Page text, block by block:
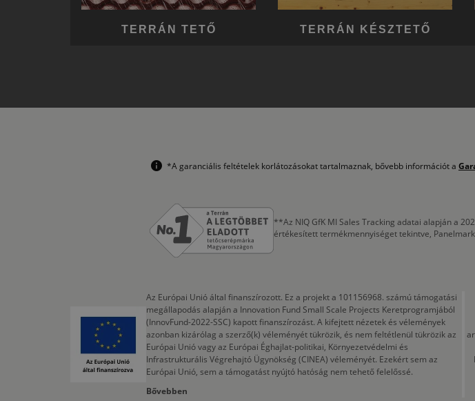
TERRÁN TETŐ TERRÁN KÉSZTETŐ
*A garanciális feltételek korlátozásokat tartalmaznak, bővebb információt a
**Az NIQ GfK MI Sales Tracking adatai alapján a
értékesített termékmennyiséget tekintve,
Az Európai Unió által finanszírozott. Ez a projekt a 101156968. számú támogatási
megállapodás alapján a Innovation Fund Small Scale Projects Keretprogramjából
(InnovFund-2022-SSC) kapott finanszírozást. A kifejtett nézetek és vélemények
azonban kizárólag a szerző(k) véleményét tükrözik, és nem feltétlenül tükrözik az
Európai Unió vagy az Európai Éghajlat-politikai, Környezetvédelmi és
Infrastrukturális Végrehajtó Ügynökség (CINEA) véleményét. Ezekért sem az
Európai Unió, sem a támogatást nyújtó hatóság nem tehető felelőssé.
Bővebben